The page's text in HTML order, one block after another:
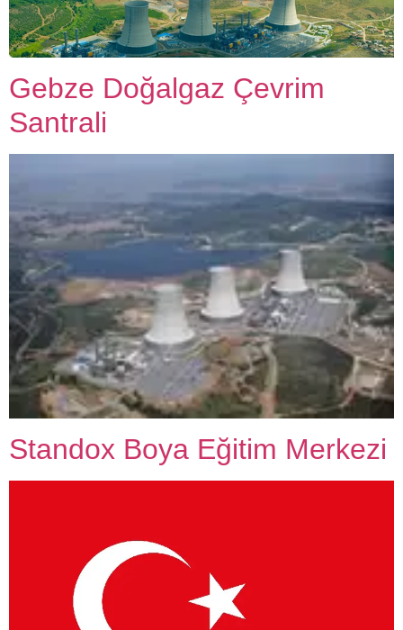
Gebze Doğalgaz Çevrim
Santrali
Standox Boya Eğitim Merkezi